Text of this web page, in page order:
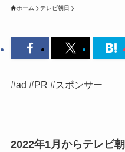
ホーム テレビ朝日
#ad #PR #スポンサー
2022年1月からテレビ